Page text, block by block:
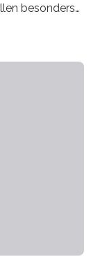
besonders
dar.